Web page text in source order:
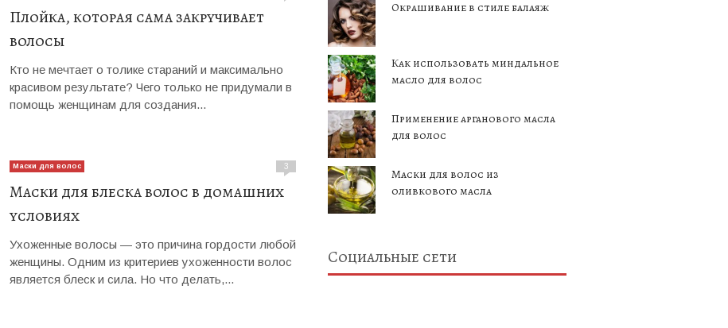
Плойка, которая сама закручивает
волосы
Кто не мечтает о толике стараний и максимально
красивом результате? Чего только не придумали в
помощь женщинам для создания...
Маски для волос 3
Маски для блеска волос в домашних
условиях
Ухоженные волосы — это причина гордости любой
женщины. Одним из критериев ухоженности волос
является блеск и сила. Но что делать,...
Окрашивание в стиле балаяж
Как использовать миндальное
масло для волос
Применение арганового масла
для волос
Маски для волос из
оливкового масла
Социальные сети